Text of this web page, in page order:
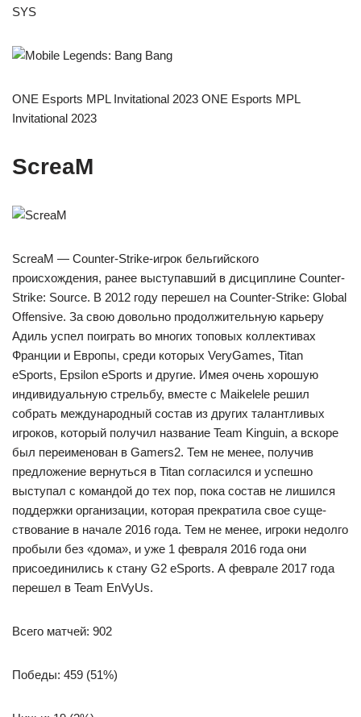
SYS
ONE Esports MPL Invitational 2023 ONE Esports MPL
Invitational 2023
ScreaM
ScreaM — Counter-Strike-игрок бельгийского
происхождения, ранее выступавший в дисциплине Counter-
Strike: Source. В 2012 году перешел на Counter-Strike: Global
Offensive. За свою довольно продолжительную карьеру
Адиль успел поиграть во многих топовых коллективах
Франции и Европы, среди которых VeryGames, Titan
eSports, Epsilon eSports и другие. Имея очень хорошую
индивидуальную стрельбу, вместе с Maikelele решил
собрать международный состав из других талантливых
игроков, который получил название Team Kinguin, а вскоре
был переименован в Gamers2. Тем не менее, получив
предложение вернуться в Titan согласился и успешно
выступал с командой до тех пор, пока со­ста­в не лишился
под­держ­ки ор­га­ни­за­ции, которая пре­кра­ти­ла свое су­ще­
ство­ва­ние в начале 2016 года. Тем не менее, игроки недолго
пробыли без «дома», и уже 1 февраля 2016 года они
присоединились к стану G2 eSports. А феврале 2017 года
перешел в Team EnVyUs.
Всего матчей: 902
Победы: 459 (51%)